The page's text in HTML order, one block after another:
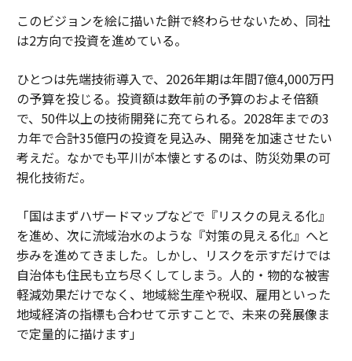
このビジョンを絵に描いた餅で終わらせないため、同社
は2方向で投資を進めている。
ひとつは先端技術導入で、2026年期は年間7億4,000万円
の予算を投じる。投資額は数年前の予算のおよそ倍額
で、50件以上の技術開発に充てられる。2028年までの3
カ年で合計35億円の投資を見込み、開発を加速させたい
考えだ。なかでも平川が本懐とするのは、防災効果の可
視化技術だ。
「国はまずハザードマップなどで『リスクの見える化』
を進め、次に流域治水のような『対策の見える化』へと
歩みを進めてきました。しかし、リスクを示すだけでは
自治体も住民も立ち尽くしてしまう。人的・物的な被害
軽減効果だけでなく、地域総生産や税収、雇用といった
地域経済の指標も合わせて示すことで、未来の発展像ま
で定量的に描けます」